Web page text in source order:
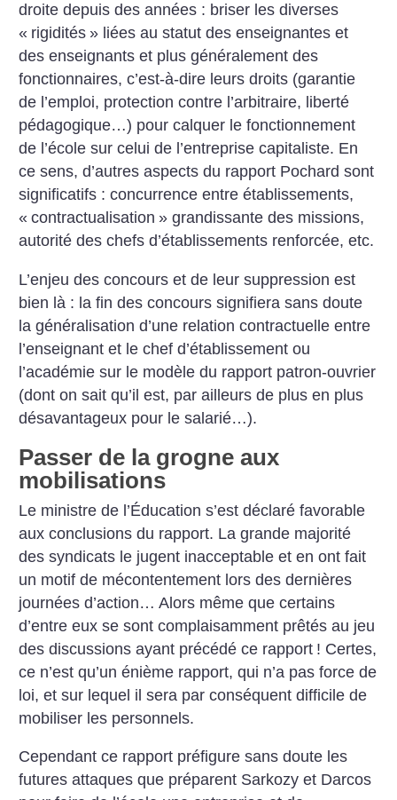
droite depuis des années : briser les diverses
« rigidités » liées au statut des enseignantes et
des enseignants et plus généralement des
fonctionnaires, c’est-à-dire leurs droits (garantie
de l’emploi, protection contre l’arbitraire, liberté
pédagogique…) pour calquer le fonctionnement
de l’école sur celui de l’entreprise capitaliste. En
ce sens, d’autres aspects du rapport Pochard sont
significatifs : concurrence entre établissements,
« contractualisation » grandissante des missions,
autorité des chefs d’établissements renforcée, etc.
L’enjeu des concours et de leur suppression est
bien là : la fin des concours signifiera sans doute
la généralisation d’une relation contractuelle entre
l’enseignant et le chef d’établissement ou
l’académie sur le modèle du rapport patron-ouvrier
(dont on sait qu’il est, par ailleurs de plus en plus
désavantageux pour le salarié…).
Passer de la grogne aux
mobilisations
Le ministre de l’Éducation s’est déclaré favorable
aux conclusions du rapport. La grande majorité
des syndicats le jugent inacceptable et en ont fait
un motif de mécontentement lors des dernières
journées d’action… Alors même que certains
d’entre eux se sont complaisamment prêtés au jeu
des discussions ayant précédé ce rapport ! Certes,
ce n’est qu’un énième rapport, qui n’a pas force de
loi, et sur lequel il sera par conséquent difficile de
mobiliser les personnels.
Cependant ce rapport préfigure sans doute les
futures attaques que préparent Sarkozy et Darcos